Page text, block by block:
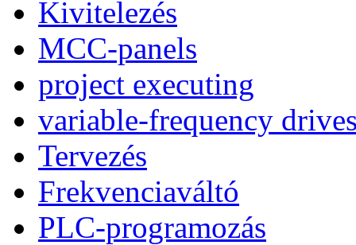
Kivitelezés
MCC-panels
project executing
variable-frequency
Tervezés
Frekvenciaváltó
PLC-programozás